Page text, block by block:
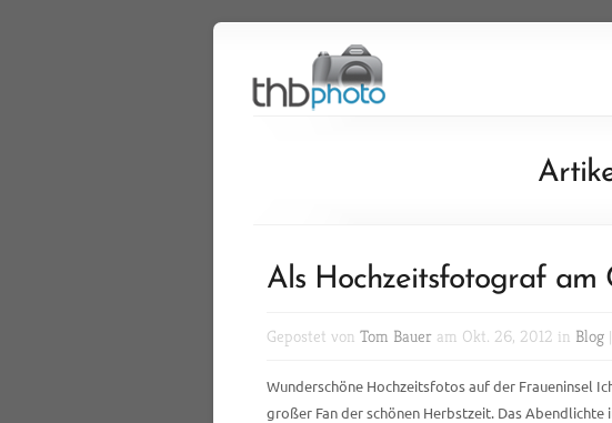
Als Hochzeitsfotograf am
Gepostet von Tom Bauer am Okt. 26, 2012 in Blog |
Wunderschöne Hochzeitsfotos auf der Fraueninsel
großer Fan der schönen Herbstzeit. Das